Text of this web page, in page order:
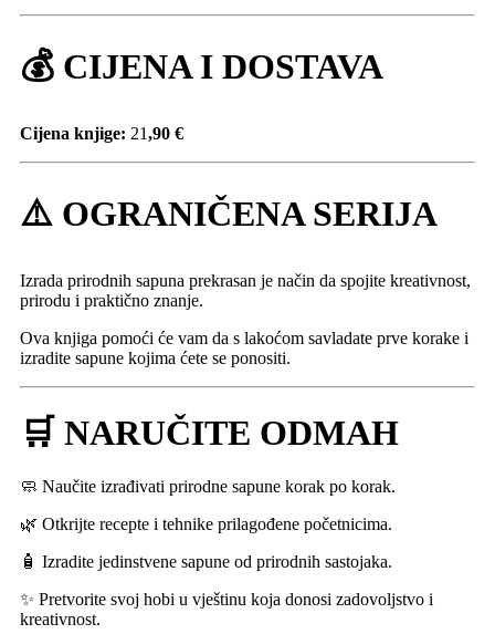
💰 CIJENA I DOSTAVA
Cijena knjige: 21,90 €
⚠️ OGRANIČENA SERIJA
Izrada prirodnih sapuna prekrasan je način da spojite kreativnost,
prirodu i praktično znanje.
Ova knjiga pomoći će vam da s lakoćom savladate prve korake i
izradite sapune kojima ćete se ponositi.
🛒 NARUČITE ODMAH
🧼 Naučite izrađivati prirodne sapune korak po korak.
🌿 Otkrijte recepte i tehnike prilagođene početnicima.
🧴 Izradite jedinstvene sapune od prirodnih sastojaka.
✨ Pretvorite svoj hobi u vještinu koja donosi zadovoljstvo i
kreativnost.